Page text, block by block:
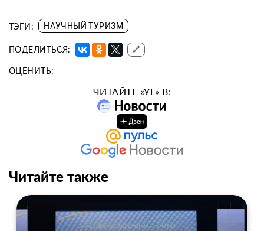
ТЭГИ: НАУЧНЫЙ ТУРИЗМ
ПОДЕЛИТЬСЯ: 🔗
ОЦЕНИТЬ:
ЧИТАЙТЕ «УГ» В:
Читайте также